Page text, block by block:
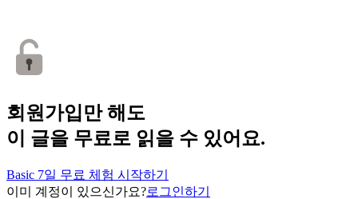
회원가입만 해도
이 글을 무료로 읽을 수 있어요.
Basic 7일 무료 체험 시작하기
이미 계정이 있으신가요?로그인하기